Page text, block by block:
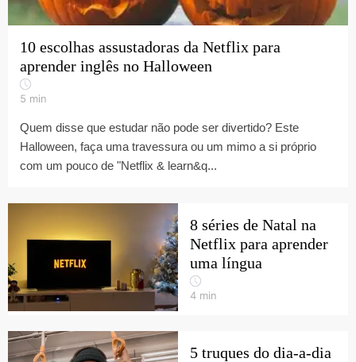
10 escolhas assustadoras da Netflix para
aprender inglês no Halloween
5 min
Quem disse que estudar não pode ser divertido? Este
Halloween, faça uma travessura ou um mimo a si próprio
com um pouco de "Netflix & learn&q...
8 séries de Natal na
Netflix para aprender
uma língua
4 min
5 truques do dia-a-dia